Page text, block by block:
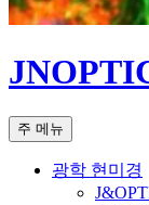
검
색
주 메뉴
광학 현미경